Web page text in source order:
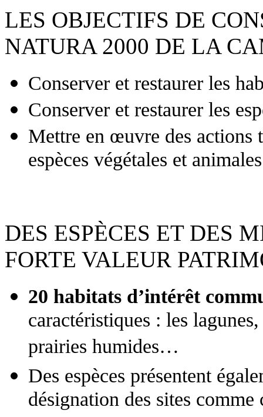
LES OBJECTIFS DE
NATURA 2000 DE LA
Conserver et restaurer les
Conserver et restaurer les
Mettre en œuvre des actions
espèces végétales et
DES ESPÈCES ET DES
FORTE VALEUR
20 habitats d’intérêt
caractéristiques : les
prairies humides…
Des espèces présentent
désignation des sites